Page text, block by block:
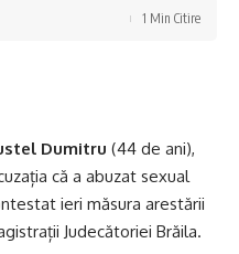
1 Min Citire
Dumitru (44 de ani),
că a abuzat sexual
ieri măsura arestării
Judecătoriei Brăila.